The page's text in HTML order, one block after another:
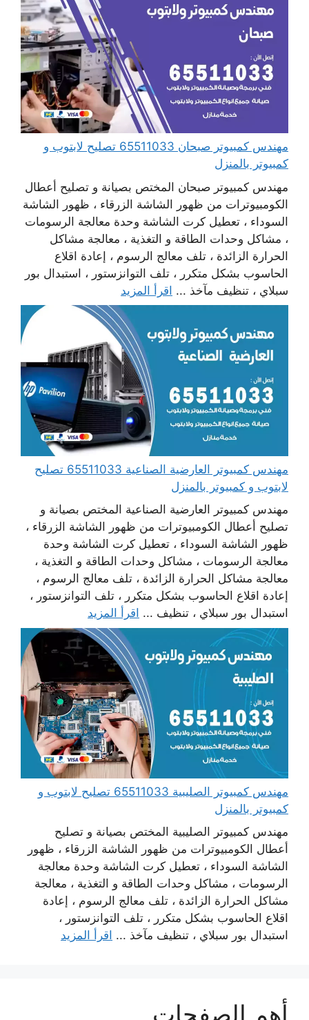
مهندس كمبيوتر صبحان 65511033 تصليح لابتوب و
كمبيوتر بالمنزل
مهندس كمبيوتر صبحان المختص بصيانة و تصليح أعطال
الكومبيوترات من ظهور الشاشة الزرقاء ، ظهور الشاشة
السوداء ، تعطيل كرت الشاشة وحدة معالجة الرسومات
، مشاكل وحدات الطاقة و التغذية ، معالجة مشاكل
الحرارة الزائدة ، تلف معالج الرسوم ، إعادة اقلاع
الحاسوب بشكل متكرر ، تلف التوانزستور ، استبدال بور
سبلاي ، تنظيف مآخذ ... اقرأ المزيد
مهندس كمبيوتر العارضية الصناعية 65511033 تصليح
لابتوب و كمبيوتر بالمنزل
مهندس كمبيوتر العارضية الصناعية المختص بصيانة و
تصليح أعطال الكومبيوترات من ظهور الشاشة الزرقاء ،
ظهور الشاشة السوداء ، تعطيل كرت الشاشة وحدة
معالجة الرسومات ، مشاكل وحدات الطاقة و التغذية ،
معالجة مشاكل الحرارة الزائدة ، تلف معالج الرسوم ،
إعادة اقلاع الحاسوب بشكل متكرر ، تلف التوانزستور ،
استبدال بور سبلاي ، تنظيف ... اقرأ المزيد
مهندس كمبيوتر الصليبية 65511033 تصليح لابتوب و
كمبيوتر بالمنزل
مهندس كمبيوتر الصليبية المختص بصيانة و تصليح
أعطال الكومبيوترات من ظهور الشاشة الزرقاء ، ظهور
الشاشة السوداء ، تعطيل كرت الشاشة وحدة معالجة
الرسومات ، مشاكل وحدات الطاقة و التغذية ، معالجة
مشاكل الحرارة الزائدة ، تلف معالج الرسوم ، إعادة
اقلاع الحاسوب بشكل متكرر ، تلف التوانزستور ،
استبدال بور سبلاي ، تنظيف مآخذ ... اقرأ المزيد
أهم الصفحات